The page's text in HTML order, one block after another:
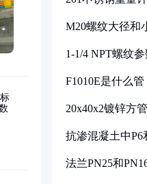
M20螺纹大径和
1-1/4 NPT螺纹
F1010E是什么
20x40x2镀锌方
抗渗混凝土中P6
法兰PN25和